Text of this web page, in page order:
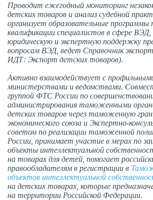
Проводит ежегодный мониторинг
детских товаров и анализ судебной
организует образовательные программы
квалификации специалистов в сфере
юридическую и экспертную поддержку
вопросам ВЭД, ведет Справочник
ИДТ: Экспорт детских товаров).
Активно взаимодействует с
министерствами и ведомствами.
группой ФТС России по
администрирования таможенными
детских товаров через таможенную
экономического союза и Экспертно-
советом по реализации таможенной
России, принимает участие в мерах по
объекты интеллектуальной
на товарах для детей, помогает
правообладателям в регистрации в
объектов интеллектуальной
на детских товарах, которые
на территории Российской Федерации.